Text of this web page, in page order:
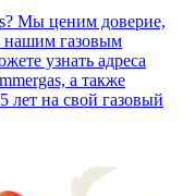
Мы ценим доверие,
нашим газовым
узнать адреса
а также
на свой газовый